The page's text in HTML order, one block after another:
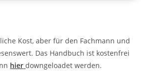
Kost, aber für den Fachmann und
Das Handbuch ist kostenfrei
hier downgeloadet werden.